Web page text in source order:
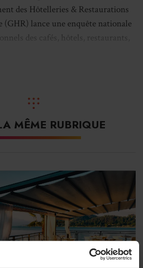
des Hôtelleries & Restaurations
(GHR) lance une enquête nationale
des cafés, hôtels, restaurants,
permettra de construire des
opérationnelles et directement
des réalités concrètes vécues
et à l’emploi. Mais aussi de
économiques, sociales et
Le GHR souhaite également
des entreprises en matière de
de logement, de simplification
écologique et d’innovation.
MÊME RUBRIQUE